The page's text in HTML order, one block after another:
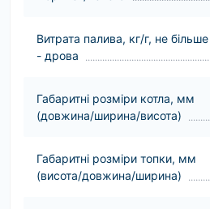
Витрата палива, кг/г, не більше
- дрова
Габаритні розміри котла, мм
(довжина/ширина/висота)
Габаритні розміри топки, мм
(висота/довжина/ширина)